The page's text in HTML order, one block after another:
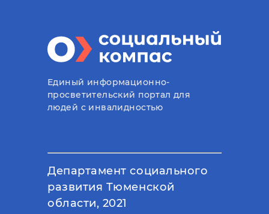
Единый информационно-
просветительский портал для
людей с инвалидностью
Департамент социального
развития Тюменской
области, 2021